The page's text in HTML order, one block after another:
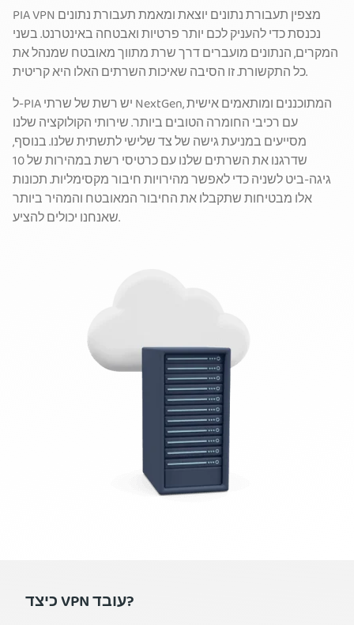
PIA VPN מצפין תעבורת נתונים יוצאת ומאמת תעבורת נתונים
נכנסת כדי להעניק לכם יותר פרטיות ואבטחה באינטרנט. בשני
המקרים, הנתונים מועברים דרך שרת מתווך מאובטח שמנהל את
כל התקשורת. זו הסיבה שאיכות השרתים האלו היא קריטית.
ל-PIA יש רשת של שרתי NextGen, המתוכננים ומותאמים אישית
עם רכיבי החומרה הטובים ביותר. שירותי הקולוקציה שלנו
מסייעים במניעת גישה של צד שלישי לתשתית שלנו. בנוסף,
שדרגנו את השרתים שלנו עם כרטיסי רשת במהירות של 10
גיגה-ביט לשניה כדי לאפשר מהירויות חיבור מקסימליות. תכונות
אלו מבטיחות שתקבלו את החיבור המאובטח והמהיר ביותר
שאנחנו יכולים להציע.
כיצד VPN עובד?